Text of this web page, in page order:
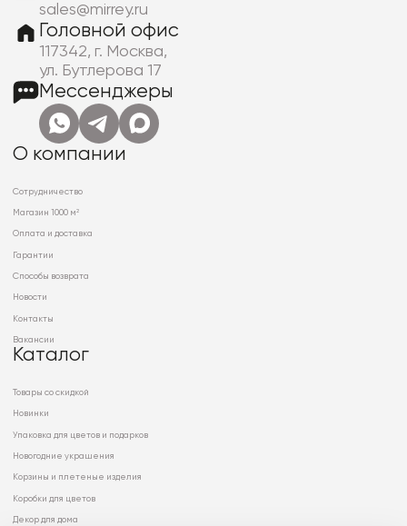
sales@mirrey.ru
Головной офис
117342, г. Москва,
ул. Бутлерова 17
Мессенджеры
О компании
Сотрудничество
Магазин 1000 м²
Оплата и доставка
Гарантии
Способы возврата
Новости
Контакты
Вакансии
Каталог
Товары со скидкой
Новинки
Упаковка для цветов и подарков
Новогодние украшения
Корзины и плетеные изделия
Коробки для цветов
Декор для дома